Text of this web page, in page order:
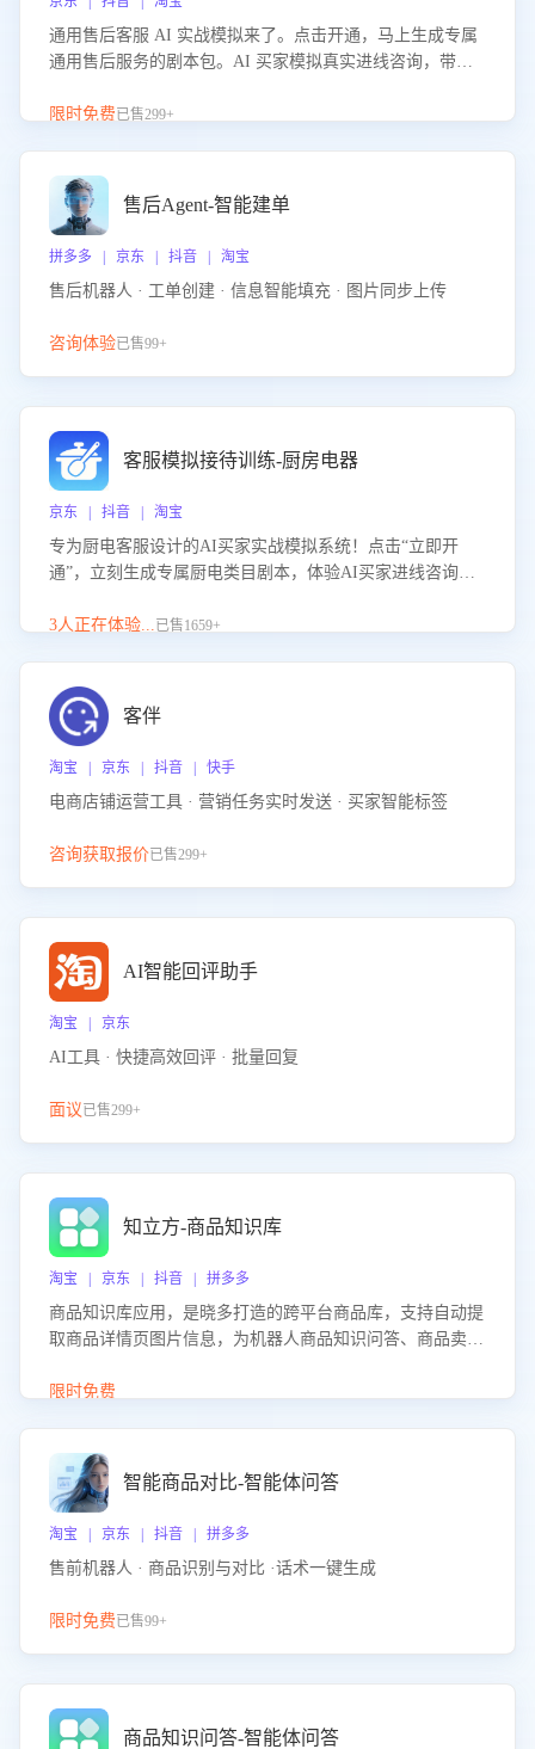
通用售后客服 AI 实战模拟来了。点击开通，马上生成专属
通用售后服务的剧本包。AI 买家模拟真实进线咨询，带您
的应对要点，轻松提升服务能力。
限时免费已售299+
售后Agent-智能建单
拼多多 | 京东 | 抖音 | 淘宝
售后机器人 · 工单创建 · 信息智能填充 · 图片同步上传
咨询体验已售99+
客服模拟接待训练-厨房电器
京东 | 抖音 | 淘宝
专为厨电客服设计的AI买家实战模拟系统！点击“立即开
通”，立刻生成专属厨电类目剧本，体验AI买家进线咨询真
实场景应对技巧！
3人正在体验...已售1659+
客伴
淘宝 | 京东 | 抖音 | 快手
电商店铺运营工具 · 营销任务实时发送 · 买家智能标签
咨询获取报价已售299+
AI智能回评助手
淘宝 | 京东
AI工具 · 快捷高效回评 · 批量回复
面议已售299+
知立方-商品知识库
淘宝 | 京东 | 抖音 | 拼多多
商品知识库应用，是晓多打造的跨平台商品库，支持自动提
取商品详情页图片信息，为机器人商品知识问答、商品卖点
限时免费
智能商品对比-智能体问答
淘宝 | 京东 | 抖音 | 拼多多
售前机器人 · 商品识别与对比 ·话术一键生成
限时免费已售99+
商品知识问答-智能体问答